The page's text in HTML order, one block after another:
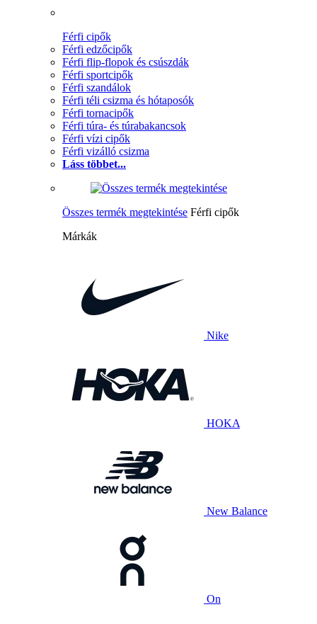
Férfi cipők
Férfi edzőcipők
Férfi flip-flopok és csúszdák
Férfi sportcipők
Férfi szandálok
Férfi téli csizma és hótaposók
Férfi tornacipők
Férfi túra- és túrabakancsok
Férfi vízi cipők
Férfi vizálló csizma
Láss többet...
Összes termék megtekintése Férfi cipők
Márkák
Nike
HOKA
New Balance
On